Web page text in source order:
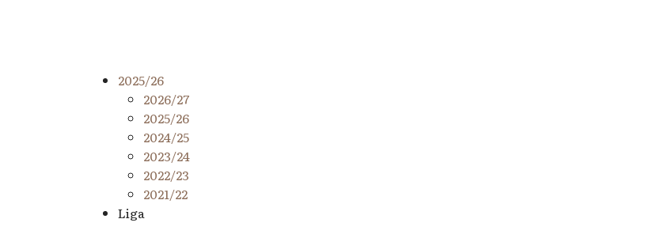
2025/26
2026/27
2025/26
2024/25
2023/24
2022/23
2021/22
Liga